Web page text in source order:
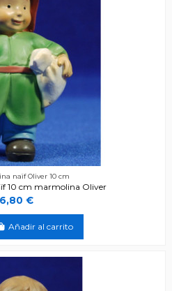
naïf Oliver 10 cm
10 cm marmolina Oliver
6,80 €
Añadir al carrito